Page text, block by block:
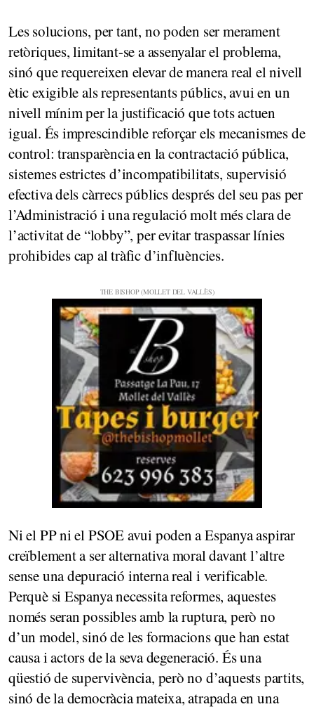
Les solucions, per tant, no poden ser merament
retòriques, limitant-se a assenyalar el problema,
sinó que requereixen elevar de manera real el nivell
ètic exigible als representants públics, avui en un
nivell mínim per la justificació que tots actuen
igual. És imprescindible reforçar els mecanismes de
control: transparència en la contractació pública,
sistemes estrictes d’incompatibilitats, supervisió
efectiva dels càrrecs públics després del seu pas per
l’Administració i una regulació molt més clara de
l’activitat de “lobby”, per evitar traspassar línies
prohibides cap al tràfic d’influències.
Ni el PP ni el PSOE avui poden a Espanya aspirar
creïblement a ser alternativa moral davant l’altre
sense una depuració interna real i verificable.
Perquè si Espanya necessita reformes, aquestes
només seran possibles amb la ruptura, però no
d’un model, sinó de les formacions que han estat
causa i actors de la seva degeneració. És una
qüestió de supervivència, però no d’aquests partits,
sinó de la democràcia mateixa, atrapada en una